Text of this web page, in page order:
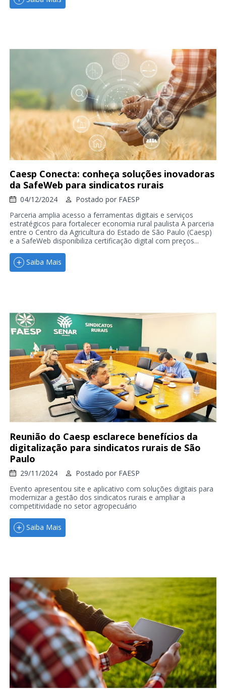
Caesp Conecta: conheça soluções inovadoras
da SafeWeb para sindicatos rurais
04/12/2024 Postado por FAESP
Parceria amplia acesso a ferramentas digitais e serviços
estratégicos para fortalecer economia rural paulista A parceria
entre o Centro da Agricultura do Estado de São Paulo (Caesp)
e a SafeWeb disponibiliza certificação digital com preços...
Saiba Mais
Reunião do Caesp esclarece benefícios da
digitalização para sindicatos rurais de São
Paulo
29/11/2024 Postado por FAESP
Evento apresentou site e aplicativo com soluções digitais para
modernizar a gestão dos sindicatos rurais e ampliar a
competitividade no setor agropecuário
Saiba Mais